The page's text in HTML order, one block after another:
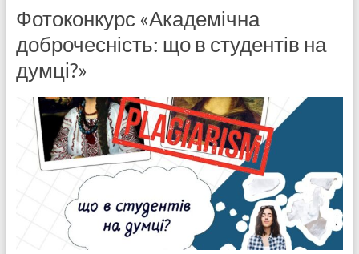
Фотоконкурс «Академічна
доброчесність: що в студентів на
думці?»